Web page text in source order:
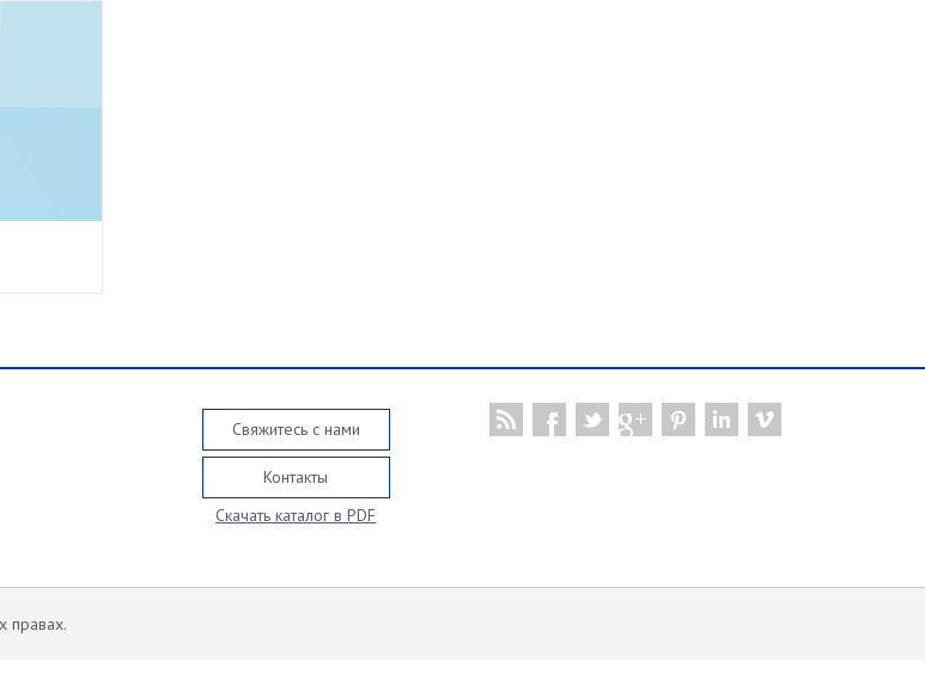
Свяжитесь с нами
Контакты
Скачать каталог в PDF
правах.